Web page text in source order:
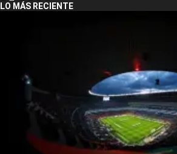
LO MÁS RECIENTE